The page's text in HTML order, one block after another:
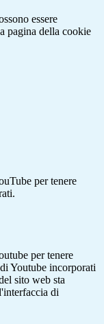
essere
pagina della cookie
per tenere
per tenere
Youtube incorporati
sito web sta
di